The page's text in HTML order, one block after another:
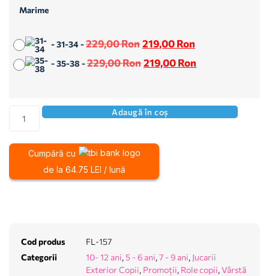
Marime
-31-34-229,00Ron219,00Ron
-35-38 -229,00Ron219,00Ron
Adaugă în coș
Cumpără cu
de la 64.75 LEI / lună
Cod produs
FL-157
Categorii
10- 12 ani, 5 - 6 ani, 7 - 9 ani, Jucarii
Exterior Copii, Promoții, Role copii, Vârstă